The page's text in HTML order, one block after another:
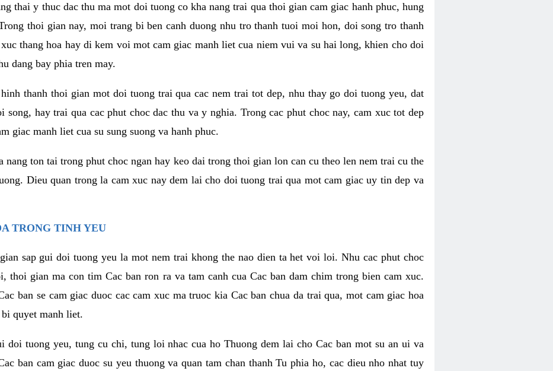
thai y thuc dac thu ma mot doi tuong co kha nang trai qua thoi gian cam giac hanh phuc, hung
thoi gian nay, moi trang bi ben canh duong nhu tro thanh tuoi moi hon, doi song tro thanh
thang hoa hay di kem voi mot cam giac manh liet cua niem vui va su hai long, khien cho doi
dang bay phia tren may.
thanh thoi gian mot doi tuong trai qua cac nem trai tot dep, nhu thay go doi tuong yeu, dat
song, hay trai qua cac phut choc dac thu va y nghia. Trong cac phut choc nay, cam xuc tot dep
giac manh liet cua su sung suong va hanh phuc.
nang ton tai trong phut choc ngan hay keo dai trong thoi gian lon can cu theo len nem trai cu the
Dieu quan trong la cam xuc nay dem lai cho doi tuong trai qua mot cam giac uy tin dep va
TRONG TINH YEU
sap gui doi tuong yeu la mot nem trai khong the nao dien ta het voi loi. Nhu cac phut choc
thoi gian ma con tim Cac ban ron ra va tam canh cua Cac ban dam chim trong bien cam xuc.
ban se cam giac duoc cac cam xuc ma truoc kia Cac ban chua da trai qua, mot cam giac hoa
quyet manh liet.
doi tuong yeu, tung cu chi, tung loi nhac cua ho Thuong dem lai cho Cac ban mot su an ui va
ban cam giac duoc su yeu thuong va quan tam chan thanh Tu phia ho, cac dieu nho nhat tuy